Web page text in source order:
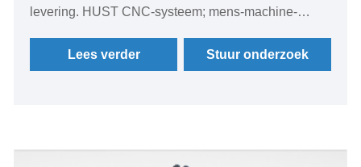
levering. HUST CNC-systeem; mens-machine-
intuïtieve programmering en eenvoudige bediening.
Gewone mensen kunnen het snel leren.
Lees verder Stuur onderzoek